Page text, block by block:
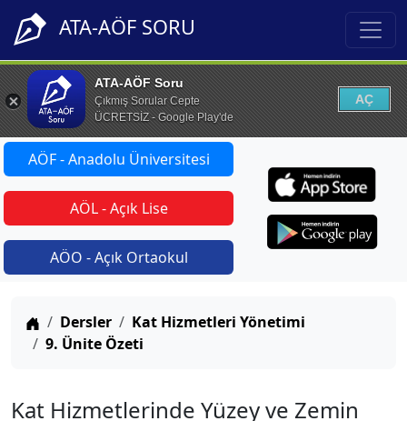
ATA-AÖF SORU
ATA-AÖF Soru
Çıkmış Sorular Cepte
ÜCRETSİZ - Google Play'de
AÇ
AÖF - Anadolu Üniversitesi
AÖL - Açık Lise
AÖO - Açık Ortaokul
Anasayfa
Dersler
Kat Hizmetleri Yönetimi
9. Ünite Özeti
Kat Hizmetlerinde Yüzey ve Zemin